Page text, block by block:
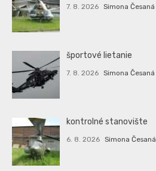
7. 8. 2026 Simona Česaná
športové lietanie
7. 8. 2026 Simona Česaná
kontrolné stanovište
6. 8. 2026 Simona Česaná